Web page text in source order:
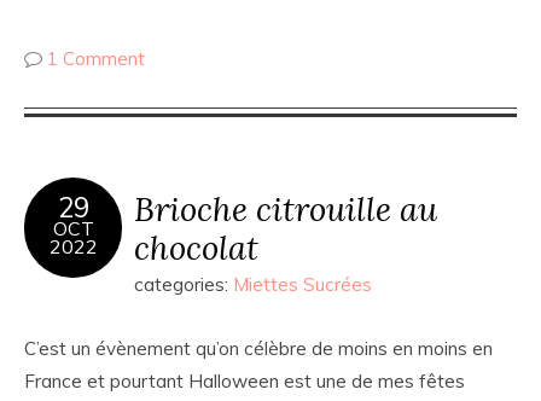
1 Comment
29
OCT
2022
Brioche citrouille au
chocolat
categories: Miettes Sucrées
C’est un évènement qu’on célèbre de moins en moins en
France et pourtant Halloween est une de mes fêtes